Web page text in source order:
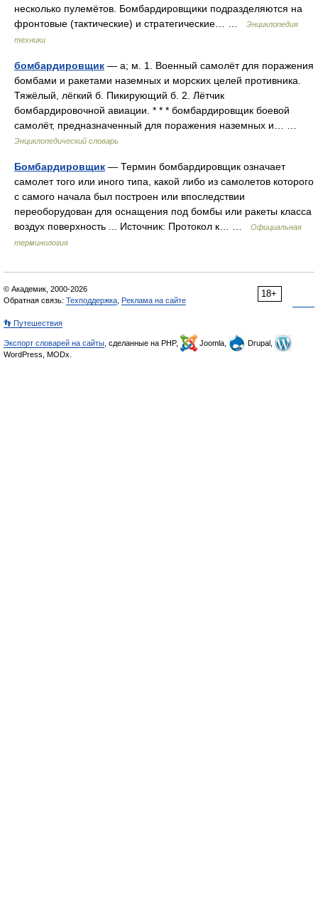
несколько пулемётов. Бомбардировщики подразделяются на
фронтовые (тактические) и стратегические… …
Энциклопедия
техники
бомбардировщик — а; м. 1. Военный самолёт для поражения
бомбами и ракетами наземных и морских целей противника.
Тяжёлый, лёгкий б. Пикирующий б. 2. Лётчик
бомбардировочной авиации. * * * бомбардировщик боевой
самолёт, предназначенный для поражения наземных и… …
Энциклопедический словарь
Бомбардировщик — Термин бомбардировщик означает
самолет того или иного типа, какой либо из самолетов которого
с самого начала был построен или впоследствии
переоборудован для оснащения под бомбы или ракеты класса
воздух поверхность ... Источник: Протокол к… …
Официальная
терминология
18+
© Академик, 2000-2026
Обратная связь: Техподдержка Реклама на сайте
👣 Путешествия
Экспорт словарей на сайты , сделанные на PHP, Joomla,
Drupal,
WordPress, MODx.